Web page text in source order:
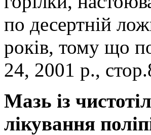
по десертній
років, тому що
24, 2001 р.,
Мазь із
лікування